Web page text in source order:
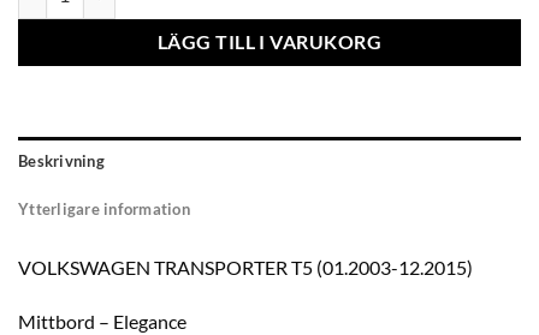
LÄGG TILL I VARUKORG
Beskrivning
Ytterligare information
VOLKSWAGEN TRANSPORTER T5 (01.2003-12.2015)
Mittbord – Elegance